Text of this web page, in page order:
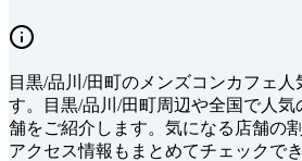
目黒/品川/田町の メンズコンカフェ 人
す。
目黒/品川/田町周辺や全国で人気
舗をご紹介します。 気になる店舗の
アクセス情報もまとめてチェックでき